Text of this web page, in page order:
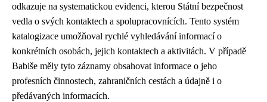
odkazuje na systematickou evidenci, kterou Státní bezpečnost
vedla o svých kontaktech a spolupracovnících. Tento systém
katalogizace umožňoval rychlé vyhledávání informací o
konkrétních osobách, jejich kontaktech a aktivitách. V případě
Babiše měly tyto záznamy obsahovat informace o jeho
profesních činnostech, zahraničních cestách a údajně i o
předávaných informacích.